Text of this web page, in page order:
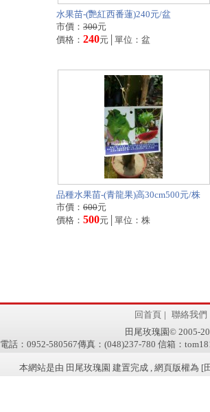
水果苗-(艷紅西番蓮)240元/盆
市價： 300元
價格： 240元│單位：盆
品種水果苗-(青龍果)高30cm500元/株
市價： 600元
價格： 500元│單位：株
回首頁 | 聯絡我們
田尾玫瑰園© 2005-
電話：0952-580567傳真：(048)237-780 信箱：
本網站是由 田尾玫瑰園 建置完成 , 網頁版權為